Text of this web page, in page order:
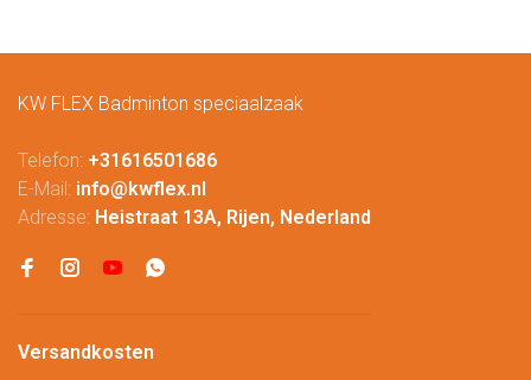
KW FLEX Badminton speciaalzaak
Telefon: +31616501686
E-Mail: info@kwflex.nl
Adresse: Heistraat 13A, Rijen, Nederland
Versandkosten